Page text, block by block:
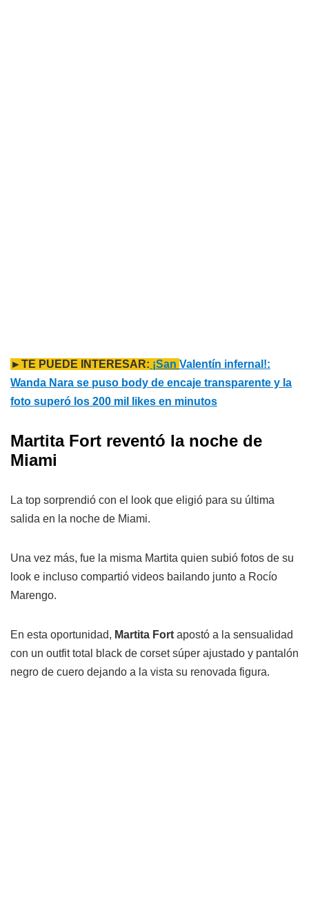
►TE PUEDE INTERESAR: ¡San Valentín infernal!:
Wanda Nara se puso body de encaje transparente y la
foto superó los 200 mil likes en minutos
Martita Fort reventó la noche de
Miami
La top sorprendió con el look que eligió para su última
salida en la noche de Miami.
Una vez más, fue la misma Martita quien subió fotos de su
look e incluso compartió videos bailando junto a Rocío
Marengo.
En esta oportunidad, Martita Fort apostó a la sensualidad
con un outfit total black de corset súper ajustado y pantalón
negro de cuero dejando a la vista su renovada figura.